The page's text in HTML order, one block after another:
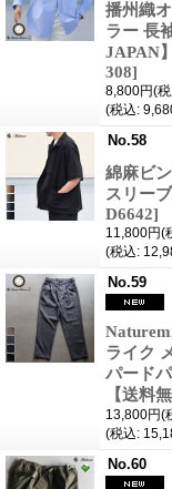
播州織
ラー 長
JAPAN
308]
8,800円(
(税込:
No.58
綿麻ビ
スリー
D6642]
11,800円(
(税込:
No.59
ライク
パード
【送料
13,800円(
(税込:
No.60